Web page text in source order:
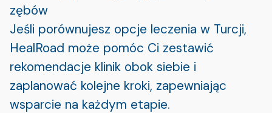
zębów
Jeśli porównujesz opcje leczenia w Turcji,
HealRoad może pomóc Ci zestawić
rekomendacje klinik obok siebie i
zaplanować kolejne kroki, zapewniając
wsparcie na każdym etapie.